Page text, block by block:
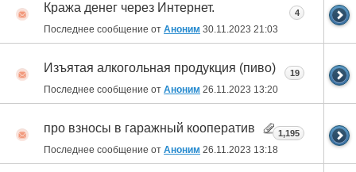
Кража денег через Интернет.
Последнее сообщение от Аноним 30.11.2023 21:03
4
Изъятая алкогольная продукция (пиво)
Последнее сообщение от Аноним 26.11.2023 13:20
19
про взносы в гаражный кооператив
Последнее сообщение от Аноним 26.11.2023 13:18
1,195